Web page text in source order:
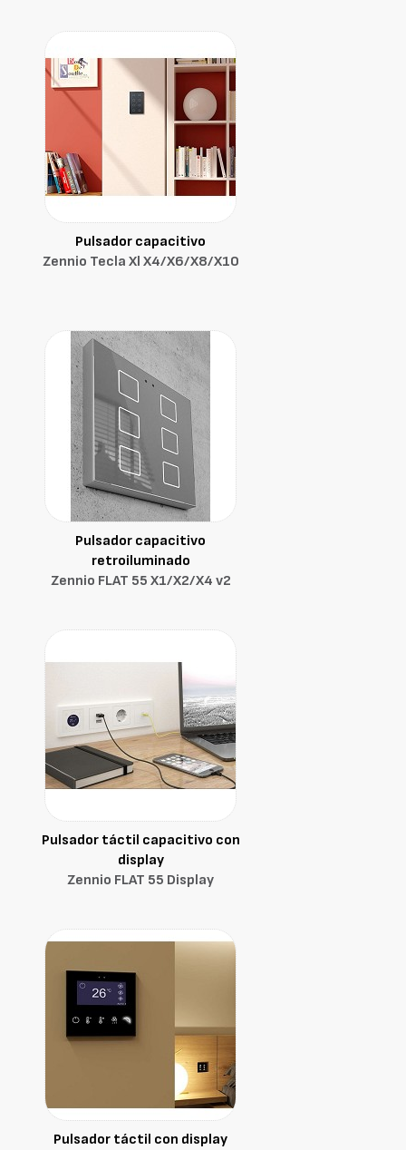
Pulsador capacitivo
Zennio Tecla Xl X4/X6/X8/X10
Pulsador capacitivo
retroiluminado
Zennio FLAT 55 X1/X2/X4 v2
Pulsador táctil capacitivo con
display
Zennio FLAT 55 Display
Pulsador táctil con display